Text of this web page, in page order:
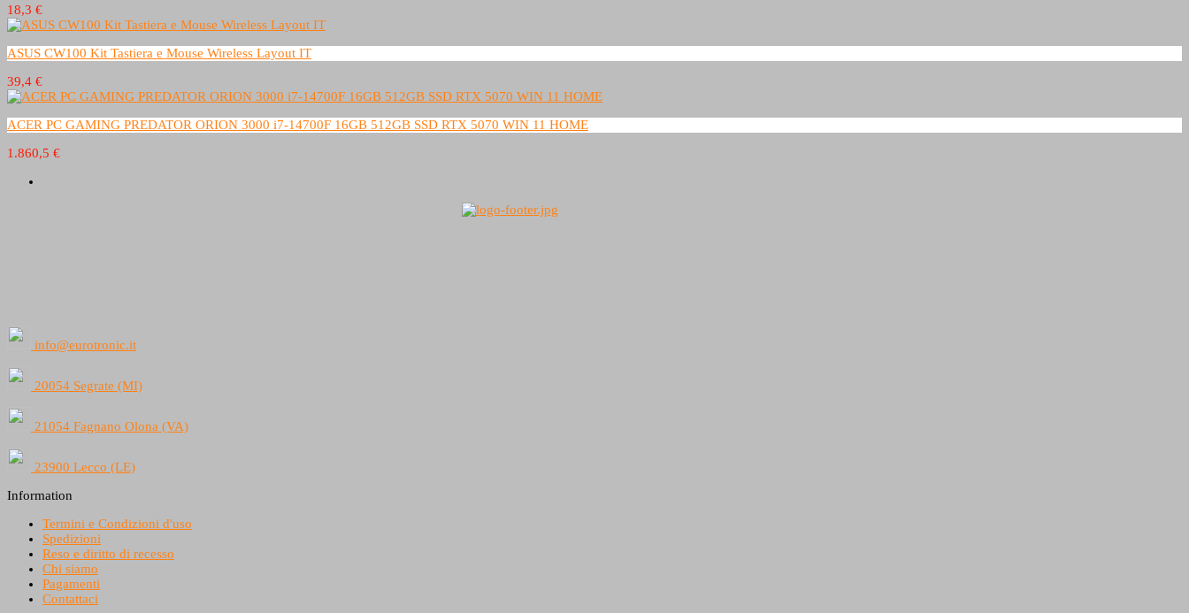
18,3 €
ASUS CW100 Kit Tastiera e Mouse Wireless Layout IT
39,4 €
ACER PC GAMING PREDATOR ORION 3000 i7-14700F 16GB 512GB SSD RTX 5070 WIN 11 HOME
1.860,5 €
info@eurotronic.it
20054 Segrate (MI)
21054 Fagnano Olona (VA)
23900 Lecco (LE)
Information
Termini e Condizioni d'uso
Spedizioni
Reso e diritto di recesso
Chi siamo
Pagamenti
Contattaci